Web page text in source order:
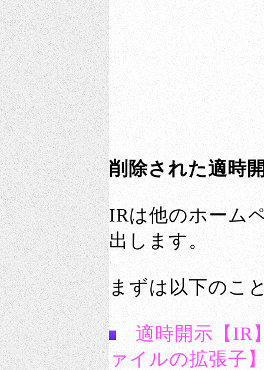
削除された適時
IRは他のホーム
出します。
まずは以下のこ
適時開示【IR
ァイルの拡張子